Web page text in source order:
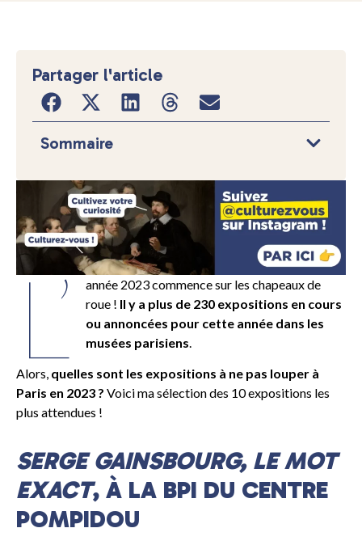
L’
année 2023 commence sur les chapeaux de
roue ! Il y a plus de 230 expositions en cours
ou annoncées pour cette année dans les
musées parisiens
Alors, quelles sont les expositions à ne pas louper à
Paris en 2023 ? Voici ma sélection des 10 expositions les
plus attendues !
SERGE GAINSBOURG, LE MOT
EXACT, À LA BPI DU CENTRE
POMPIDOU
Partager l'article
Sommaire